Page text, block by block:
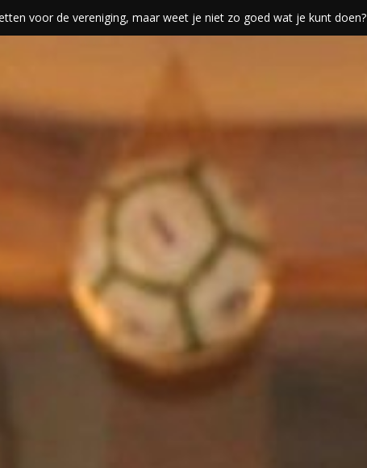
voor de vereniging, maar weet je niet zo goed wat je kunt doen?